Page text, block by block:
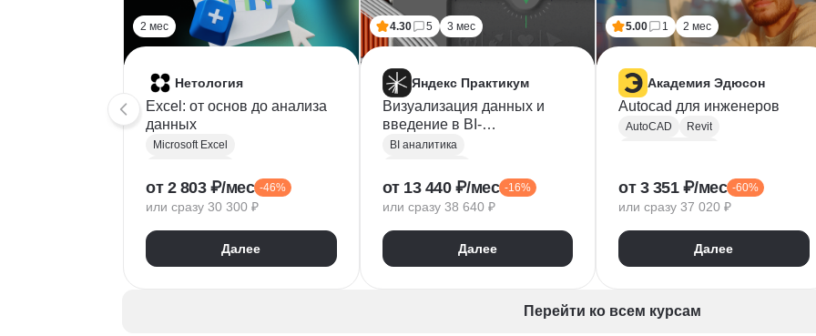
2 мес
Нетология
Excel: от основ до анализа
данных
Microsoft Excel
Google Таблицы
Прикладное ПО
Дашборд
Power Query
от 2 803 ₽/мес -46%
или сразу 30 300 ₽
Далее
4.30 5 3 мес
Яндекс Практикум
Визуализация данных и
введение в BI-
инструменты: с
BI аналитика
Datawrapper
BI
Tableau
Yandex DataLens
от 13 440 ₽/мес -16%
или сразу 38 640 ₽
Далее
5.00 1 2 мес
Академия Эдюсон
Autocad для инженеров
AutoCAD
Revit
Microsoft Excel
3D моделирование
от 3 351 ₽/мес -60%
или сразу 37 020 ₽
Далее
Перейти ко всем курсам